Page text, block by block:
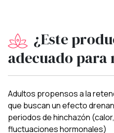
¿Este
adecuado para
Adultos propensos a la
que buscan un efecto
periodos de hinchazón
fluctuaciones hormonales)